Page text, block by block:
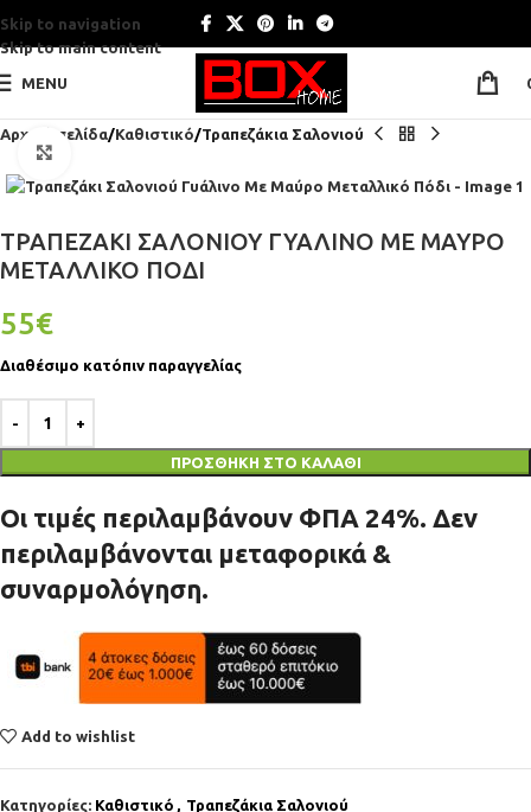
Skip to navigation
Skip to main content
MENU
Αρχική σελίδα Καθιστικό Τραπεζάκια Σαλονιού
ΤΡΑΠΕΖΆΚΙ ΣΑΛΟΝΙΟΎ ΓΥΆΛΙΝΟ ΜΕ ΜΑΎΡΟ
ΜΕΤΑΛΛΙΚΌ ΠΌΔΙ
55€
Διαθέσιμο κατόπιν παραγγελίας
ΠΡΟΣΘΉΚΗ ΣΤΟ ΚΑΛΆΘΙ
Οι τιμές περιλαμβάνουν ΦΠΑ 24%. Δεν
περιλαμβάνονται μεταφορικά &
συναρμολόγηση.
Add to wishlist
Κατηγορίες: Καθιστικό , Τραπεζάκια Σαλονιού